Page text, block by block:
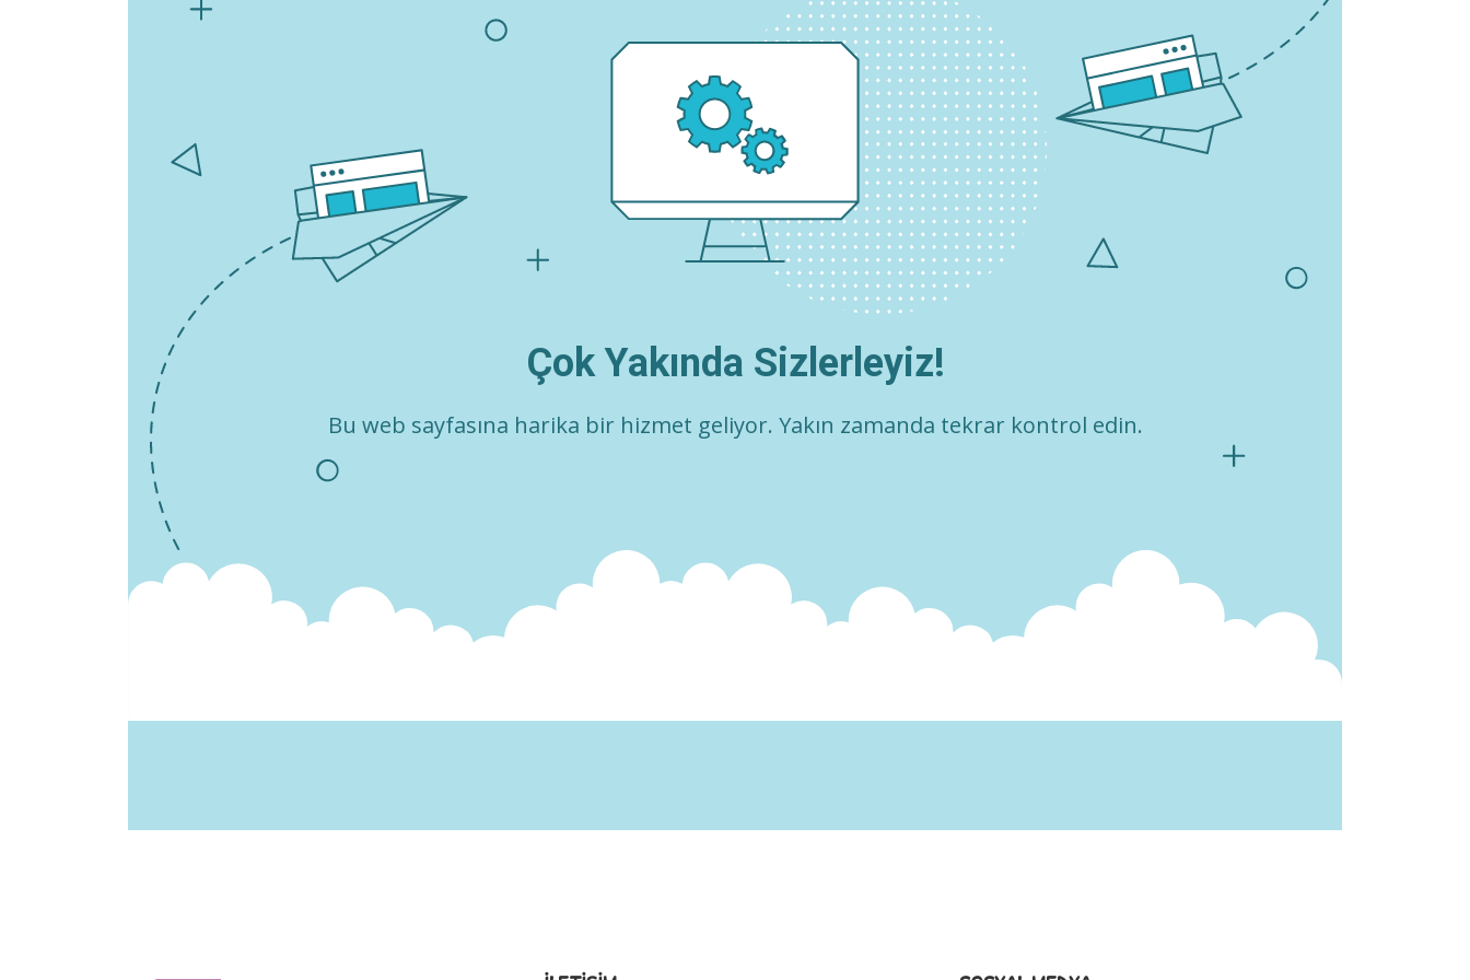
Çok Yakında Sizlerleyiz!
Bu web sayfasına harika bir hizmet geliyor. Yakın zamanda tekrar kontrol edin.